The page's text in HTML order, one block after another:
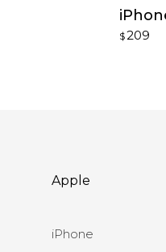
$209
Apple
iPhone